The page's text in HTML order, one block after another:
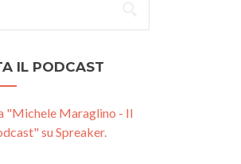
IL PODCAST
"Michele Maraglino - Il
su Spreaker.